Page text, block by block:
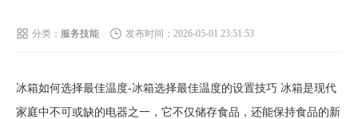
分类： 服务技能 发布时间：2026-05-01 23:51:53
冰箱如何选择最佳温度-冰箱选择最佳温度的设置技巧 冰箱是现代
家庭中不可或缺的电器之一，它不仅储存食品，还能保持食品的新